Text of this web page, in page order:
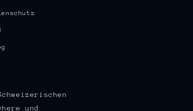
und